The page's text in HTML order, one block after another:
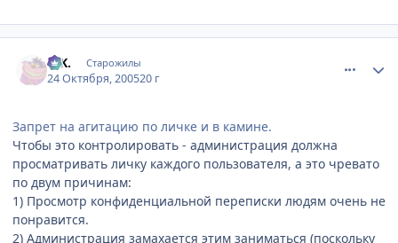
G.K. Старожилы
24 Октября, 200520 г
Запрет на агитацию по личке и в камине.
Чтобы это контролировать - администрация должна
просматривать личку каждого пользователя, а это чревато
по двум причинам:
1) Просмотр конфиденциальной переписки людям очень не
понравится.
2) Администрация замахается этим заниматься (поскольку